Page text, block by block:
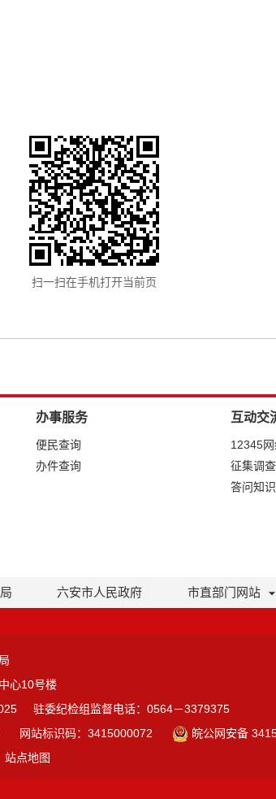
扫一扫在手机打开当前页
办事服务
便民查询
办件查询
互动交
12345
征集调查
答问知
六安市人民政府 市直部门网站
心10号楼
驻委纪检组监督电话：0564－3379375
网站标识码：3415000072
皖公网安备
站点地图